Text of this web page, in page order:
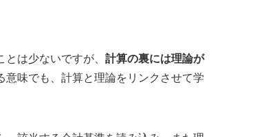
は少ないですが、 計算の裏には理論が
味でも、計算と理論をリンクさせて学